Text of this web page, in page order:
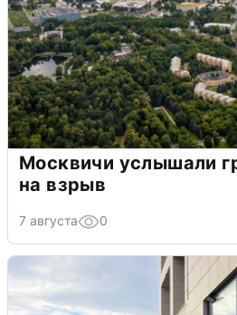
Москвичи услышали
на взрыв
7 августа 0